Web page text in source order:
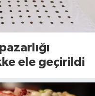
ele geçirildi